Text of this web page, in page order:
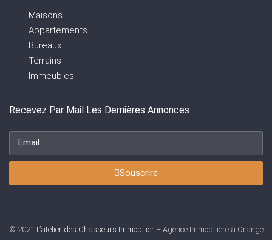
Maisons
Appartements
Bureaux
Terrains
Immeubles
Recevez Par Mail Les Dernières Annonces
Souscrire
© 2021 L’atelier des Chasseurs Immobilier– Agence Immobilière à Orange